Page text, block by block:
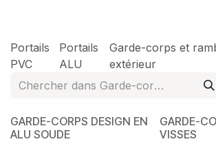
Portails
PVC
Portails
ALU
Garde-corps et
extérieur
GARDE-CORPS DESIGN EN
ALU SOUDE
GARDE-
VISSES